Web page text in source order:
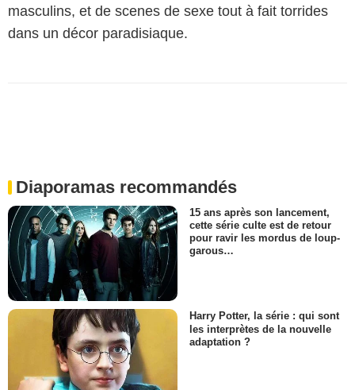
masculins, et de scenes de sexe tout à fait torrides
dans un décor paradisiaque.
Diaporamas recommandés
15 ans après son lancement,
cette série culte est de retour
pour ravir les mordus de loup-
garous…
Harry Potter, la série : qui sont
les interprètes de la nouvelle
adaptation ?